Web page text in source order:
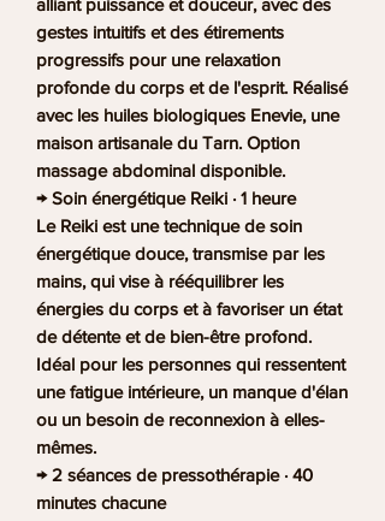
alliant puissance et douceur, avec des
gestes intuitifs et des étirements
progressifs pour une relaxation
profonde du corps et de l'esprit. Réalisé
avec les huiles biologiques Enevie, une
maison artisanale du Tarn. Option
massage abdominal disponible.
→ Soin énergétique Reiki · 1 heure
Le Reiki est une technique de soin
énergétique douce, transmise par les
mains, qui vise à rééquilibrer les
énergies du corps et à favoriser un état
de détente et de bien-être profond.
Idéal pour les personnes qui ressentent
une fatigue intérieure, un manque d'élan
ou un besoin de reconnexion à elles-
mêmes.
→ 2 séances de pressothérapie · 40
minutes chacune